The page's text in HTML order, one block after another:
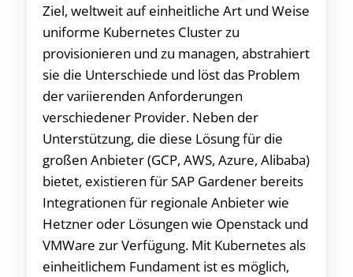
Ziel, weltweit auf einheitliche Art und Weise
uniforme Kubernetes Cluster zu
provisionieren und zu managen, abstrahiert
sie die Unterschiede und löst das Problem
der variierenden Anforderungen
verschiedener Provider. Neben der
Unterstützung, die diese Lösung für die
großen Anbieter (GCP, AWS, Azure, Alibaba)
bietet, existieren für SAP Gardener bereits
Integrationen für regionale Anbieter wie
Hetzner oder Lösungen wie Openstack und
VMWare zur Verfügung. Mit Kubernetes als
einheitlichem Fundament ist es möglich,